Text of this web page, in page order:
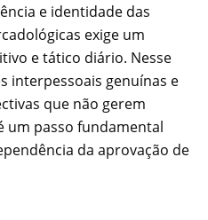
e identidade das
exige um
e tático diário. Nesse
interpessoais genuínas e
que não gerem
um passo fundamental
da aprovação de